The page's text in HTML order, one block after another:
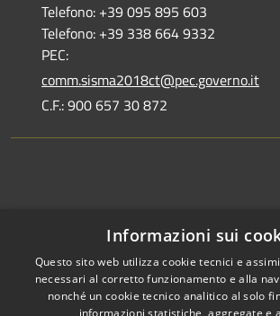
Telefono: +39 095 895 603
Telefono: +39 338 664 9332
PEC:
comm.sisma2018ct@pec.governo.it
C.F.: 900 657 30 872
Dichiarazione di accessibilità
Informazioni sui
Questo sito web utilizza cookie tecnici e
necessari al corretto funzionamento e alla
nonché un cookie tecnico analitico al solo
informazioni statistiche, aggregate e